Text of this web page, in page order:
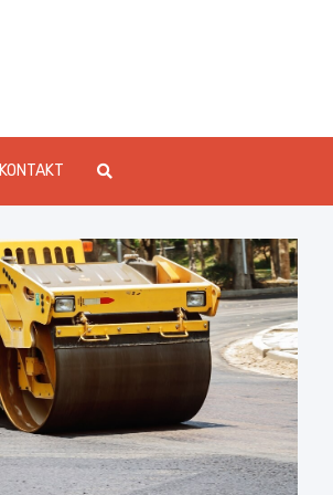
KONTAKT